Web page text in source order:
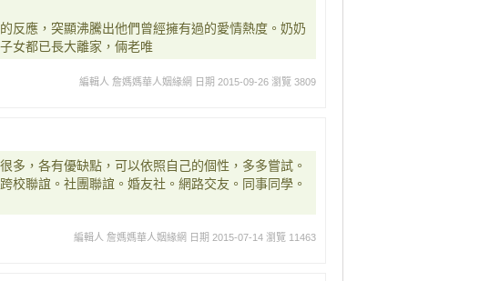
反應，突顯沸騰出他們曾經擁有過的愛情熱度。奶奶
女都已長大離家，倆老唯
編輯人 詹媽媽華人姻緣網 日期 2015-09-26 瀏覽 3809
多，各有優缺點，可以依照自己的個性，多多嘗試。
校聯誼。社團聯誼。婚友社。網路交友。同事同學。
編輯人 詹媽媽華人姻緣網 日期 2015-07-14 瀏覽 11463